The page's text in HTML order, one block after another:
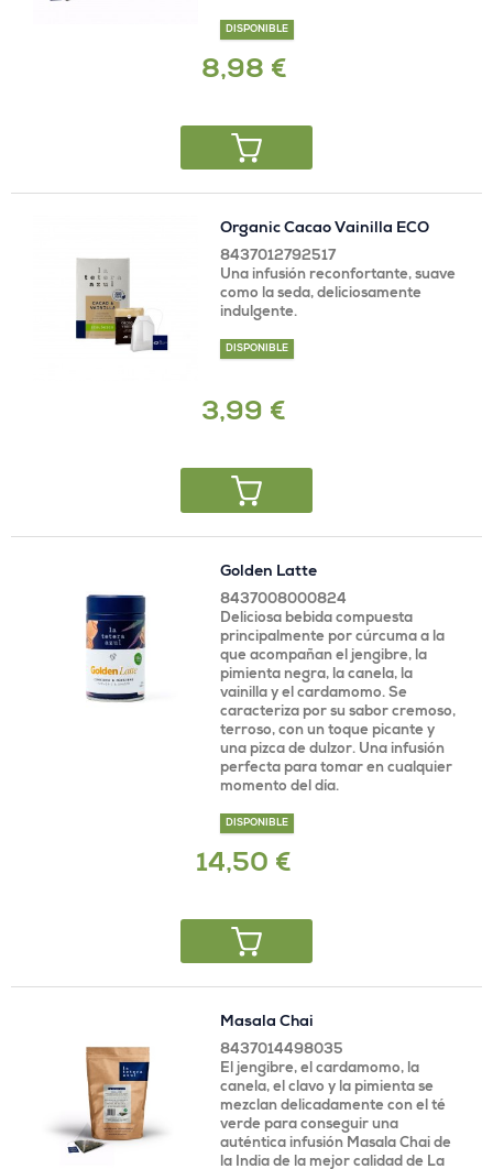
DISPONIBLE
8,98 €
Organic Cacao Vainilla ECO
8437012792517
Una infusión reconfortante, suave
como la seda, deliciosamente
indulgente.
DISPONIBLE
3,99 €
Golden Latte
8437008000824
Deliciosa bebida compuesta
principalmente por cúrcuma a la
que acompañan el jengibre, la
pimienta negra, la canela, la
vainilla y el cardamomo. Se
caracteriza por su sabor cremoso,
terroso, con un toque picante y
una pizca de dulzor. Una infusión
perfecta para tomar en cualquier
momento del día.
DISPONIBLE
14,50 €
Masala Chai
8437014498035
El jengibre, el cardamomo, la
canela, el clavo y la pimienta se
mezclan delicadamente con el té
verde para conseguir una
auténtica infusión Masala Chai de
la India de la mejor calidad de La